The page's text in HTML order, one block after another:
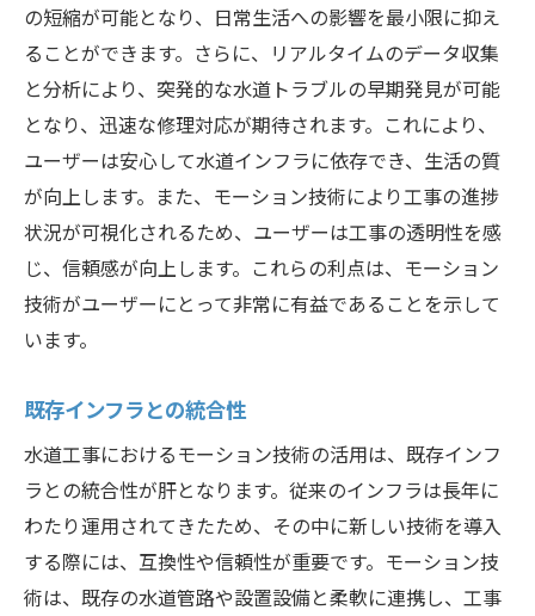
の短縮が可能となり、日常生活への影響を最小限に抑え
ることができます。さらに、リアルタイムのデータ収集
と分析により、突発的な水道トラブルの早期発見が可能
となり、迅速な修理対応が期待されます。これにより、
ユーザーは安心して水道インフラに依存でき、生活の質
が向上します。また、モーション技術により工事の進捗
状況が可視化されるため、ユーザーは工事の透明性を感
じ、信頼感が向上します。これらの利点は、モーション
技術がユーザーにとって非常に有益であることを示して
います。
既存インフラとの統合性
水道工事におけるモーション技術の活用は、既存インフ
ラとの統合性が肝となります。従来のインフラは長年に
わたり運用されてきたため、その中に新しい技術を導入
する際には、互換性や信頼性が重要です。モーション技
術は、既存の水道管路や設置設備と柔軟に連携し、工事